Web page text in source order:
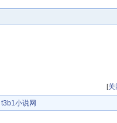
[关
t3b1小说网